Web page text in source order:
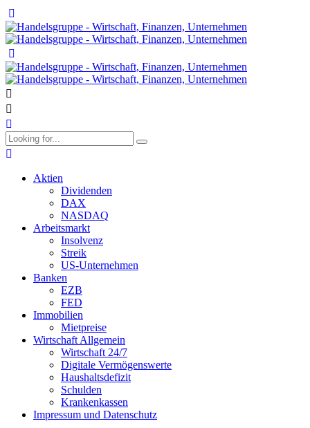
Aktien
Dividenden
DAX
NASDAQ
Arbeitsmarkt
Insolvenz
Streik
US-Unternehmen
Banken
EZB
FED
Immobilien
Mietpreise
Wirtschaft Allgemein
Wirtschaft 24/7
Digitale Vermögenswerte
Haushaltsdefizit
Schulden
Krankenkassen
Impressum und Datenschutz